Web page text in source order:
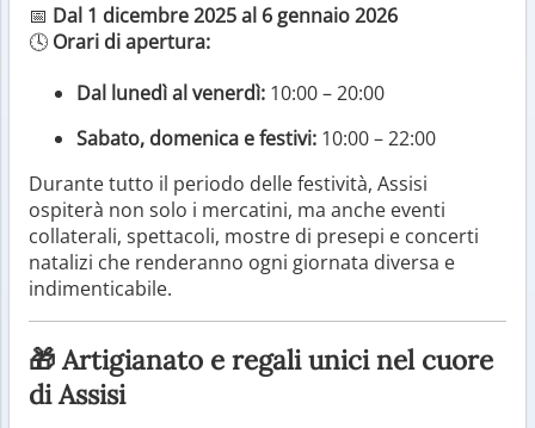
📅 Dal 1 dicembre 2025 al 6 gennaio 2026
🕓 Orari di apertura:
Dal lunedì al venerdì: 10:00 – 20:00
Sabato, domenica e festivi: 10:00 – 22:00
Durante tutto il periodo delle festività, Assisi
ospiterà non solo i mercatini, ma anche eventi
collaterali, spettacoli, mostre di presepi e concerti
natalizi che renderanno ogni giornata diversa e
indimenticabile.
🎁 Artigianato e regali unici nel cuore
di Assisi